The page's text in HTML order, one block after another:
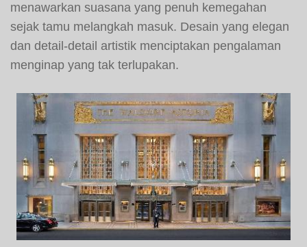
menawarkan suasana yang penuh kemegahan
sejak tamu melangkah masuk. Desain yang elegan
dan detail-detail artistik menciptakan pengalaman
menginap yang tak terlupakan.